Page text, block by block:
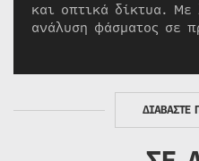
και οπτικά δίκτυα. Με
ανάλυση φάσματος σε
ΔΙΑΒΑΣΤΕ